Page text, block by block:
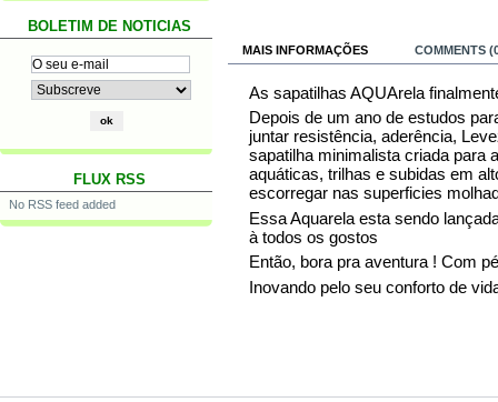
BOLETIM DE NOTICIAS
FLUX RSS
No RSS feed added
MAIS INFORMAÇÕES COMMENTS
As sapatilhas AQUArela
Depois de um ano de estudos
juntar resistência, aderência,
sapatilha minimalista criada para
aquáticas, trilhas e subidas em
escorregar nas superficies
Essa Aquarela esta sendo
à todos os gostos
Então, bora pra aventura ! Com
Inovando pelo seu conforto de